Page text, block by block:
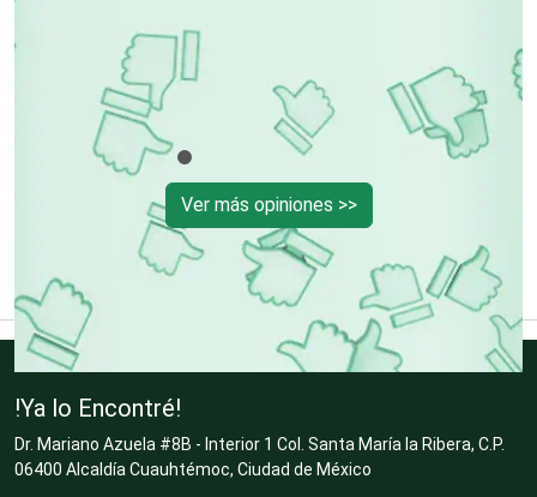
Cerrajerías
Cibercafés
Clínicas de Belleza
Clínicas de Rehabilitación
Clínicas y Hospitales
Ver más opiniones >>
!Ya lo Encontré!
Dr. Mariano Azuela #8B - Interior 1 Col. Santa María la Ribera, C.P.
06400 Alcaldía Cuauhtémoc, Ciudad de México